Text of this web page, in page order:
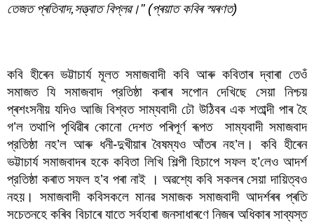
তেজত প্ৰতিবাদ,সত্ত্বাত বিপ্লৱ।” (প্ৰয়াত কবিৰ স্মৰণত)
কবি হীৰেন ভট্টাচাৰ্য মূলত সমাজবাদী কবি আৰু কবিতাৰ দ্বাৰা তেওঁ
সমাজত যি সমাজবাদ প্রতিষ্ঠা কৰাৰ সপোন দেখিছে সেয়া নিশ্চয়
প্ৰশংসনীয় যদিও আজি বিশ্বত সাম্যবাদী ঢৌ উঠিবৰ এক শতাব্দী পাৰ হৈ
গ’ল তথাপি পৃথিৱীৰ কোনো দেশত পৰিপূৰ্ণ ৰূপত  সাম্যবাদী সমাজবাদ
প্রতিষ্ঠা নহ’ল আৰু ধনী-দুখীয়াৰ বৈষম্যও আঁতৰ নহ’ল। কবি হীৰেন
ভট্টাচার্য সমাজবাদৰ হকে কবিতা লিখি শিল্পী হিচাপে সফল হ’লেও আদৰ্শ
প্রতিষ্ঠা কৰাত সফল হ’ব পৰা নাই । অৱশ্যে কবি সকলৰ সেয়া দায়িত্বও
নহয়। সমাজবাদী কবিসকলে মানৱ সমাজক সমাজবাদী আদৰ্শৰৰ প্ৰতি
সচেতনহে কৰিব বিচাৰে যাতে সৰ্বহাৰা জনসাধাৰণে নিজৰ অধিকাৰ সাব্যস্ত